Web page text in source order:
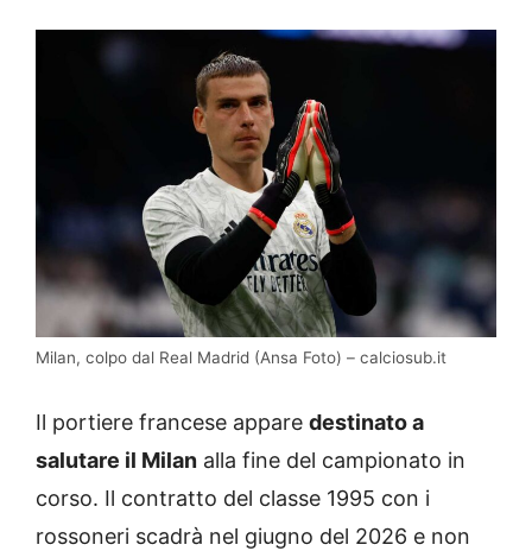
Milan, colpo dal Real Madrid (Ansa Foto) – calciosub.it
Il portiere francese appare destinato a
salutare il Milan alla fine del campionato in
corso. Il contratto del classe 1995 con i
rossoneri scadrà nel giugno del 2026 e non